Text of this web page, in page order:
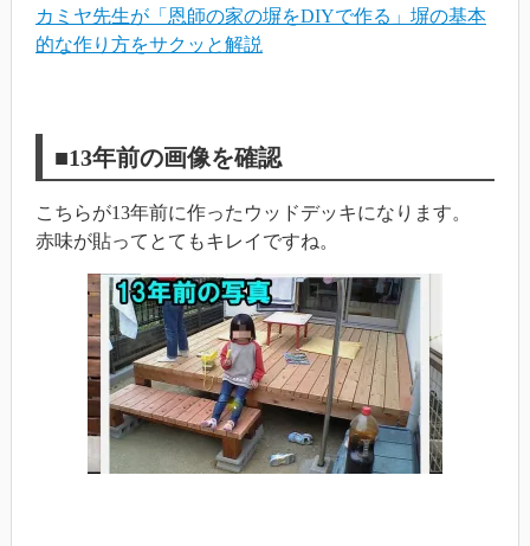
カミヤ先生が「恩師の家の塀をDIYで作る」塀の基本
的な作り方をサクッと解説
■13年前の画像を確認
こちらが13年前に作ったウッドデッキになります。
赤味が貼ってとてもキレイですね。